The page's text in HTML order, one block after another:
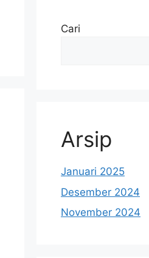
Cari
Arsip
Januari 2025
Desember 2024
November 2024